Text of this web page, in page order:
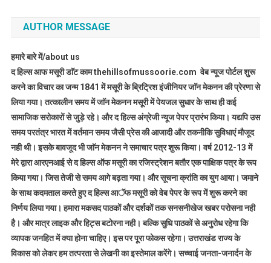
AUTHOR MESSAGE
हमारे बारे में/about us
द हिल्स आफ मसूरी डाॅट काम thehillsofmussoorie.com वेब न्यूज पोर्टल शुरू
करने का विचार का जन्म 1841 में मसूरी के ब्रिट्रिश इंजीनियर जाॅन मेकनन की प्रेरणा से
लिया गया। तत्कालीन समय में जाॅन मेकनन मसूरी में पेयजल सुधार के साथ ही कई
सामाजिक सरोकारों से जुड़े रहे। और द हिल्स अंग्रेजी न्यूज पेपर प्रारंभ किया। यद्यपि उस
समय परतंत्र भारत में वर्तमान समय जैसी प्रेस की आजादी और तकनीकि सुविधाएं मौजूद
नही थी। इसके बावजूद भी जाॅन मेकनन ने समाचार पत्र शुरू किया। वर्ष 2012-13 में
मेरे द्वारा आरएनआई से द हिल्स ऑफ मसूरी का रजिस्ट्रेशन बतौर एक पाक्षिक पत्र के रूप
किया गया। जिस तेजी से समय आगे बढ़ता गया। और सूचना क्रांति का युग आया। जमाने
के साथ कदमताल करते हुए द हिल्स आॅफ मसूरी को वेब पेपर के रूप में शुरू करने का
निर्णय लिया गया। हमारा मकसद पाठकों और दर्शकों तक सनसनीखेज खबर परोसना नही
है। और मात्र लाइक और हिट्स बटोरना नही। बल्कि सुधि पाठकों से अनुरोध रहेगा कि
व्यापक जनहित में क्या होना चाहिए। इस पर पूरा फोकस रहेगा। उत्तराखंड राज्य के
विकास को लेकर हम तत्परता से लेखनी का इस्तेमाल करेंगे। सच्चाई जनता-जनार्दन के